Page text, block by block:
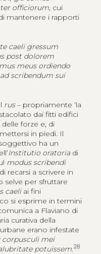
officiorum, cui
mantenere i rapporti
caeli gressum
post dolorem
meus ordiendo
scribendum sui
rus– propriamente ‘la
dai fitti edifici
forze e, di
in piedi. Il
ha un
Institutio oratoria di
modus scribendi
recarsi a scrivere in
selve per sfruttare
caeli ai fini
si esprime in termini
a Flaviano di
curativa della
erano infestate
corpusculi mei
potuissem.28